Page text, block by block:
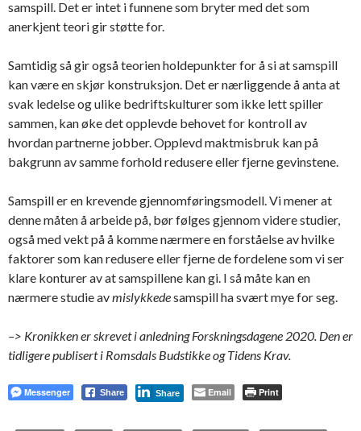
samspill. Det er intet i funnene som bryter med det som
anerkjent teori gir støtte for.
Samtidig så gir også teorien holdepunkter for å si at samspill
kan være en skjør konstruksjon. Det er nærliggende å anta at
svak ledelse og ulike bedriftskulturer som ikke lett spiller
sammen, kan øke det opplevde behovet for kontroll av
hvordan partnerne jobber. Opplevd maktmisbruk kan på
bakgrunn av samme forhold redusere eller fjerne gevinstene.
Samspill er en krevende gjennomføringsmodell. Vi mener at
denne måten å arbeide på, bør følges gjennom videre studier,
også med vekt på å komme nærmere en forståelse av hvilke
faktorer som kan redusere eller fjerne de fordelene som vi ser
klare konturer av at samspillene kan gi. I så måte kan en
nærmere studie avmislykkedesamspill ha svært mye for seg.
–> Kronikken er skrevet i anledning Forskningsdagene 2020. Den er
tidligere publisert i Romsdals Budstikke og Tidens Krav.
Messenger Share Share Email Print